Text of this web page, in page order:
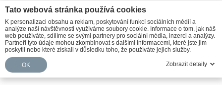
Tato webová stránka používá cookies
K personalizaci obsahu a reklam, poskytování funkcí sociálních médií a
analýze naší návštěvnosti využíváme soubory cookie. Informace o tom, jak náš
web používáte, sdílíme se svými partnery pro sociální média, inzerci a analýzy.
Partneři tyto údaje mohou zkombinovat s dalšími informacemi, které jste jim
poskytli nebo které získali v důsledku toho, že používáte jejich služby.
OK Zobrazit detaily